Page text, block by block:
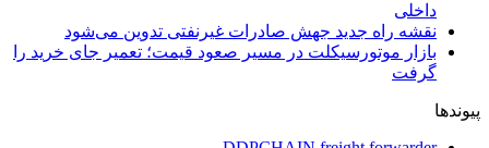
داخلی
نقشه راه جدید جهش صادرات غیرنفتی تدوین می‌شود
بازار موتورسیکلت در مسیر صعود قیمت؛ تعمیر جای خرید را
گرفت
پیوندها